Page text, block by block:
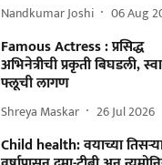
Nandkumar Joshi 06 Aug
Famous Actress : प्रसिद्ध
अभिनेत्रीची प्रकृती बिघडली,
फ्लूची लागण
Shreya Maskar 26 Jul 2026
Child health: वयाच्या